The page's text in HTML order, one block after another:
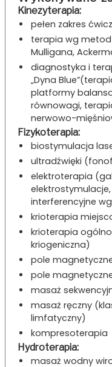
Kinezyterapia:
pełen zakres
terapia wg metod
Mulligana,
diagnostyka i
„Dyna
platformy
równowagi,
nerwowo-
Fizykoterapia:
biostymulacja
ultradźwięki
elektroterapia
elektrostymulacje,
interferencyjne
krioterapia
krioterapia
kriogeniczna)
pole
pole
masaż
masaż ręczny
limfatyczny)
kompresoterapia
Hydroterapia:
masaż wodny